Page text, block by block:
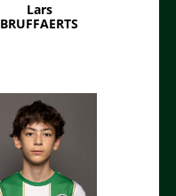
Lars
BRUFFAERTS